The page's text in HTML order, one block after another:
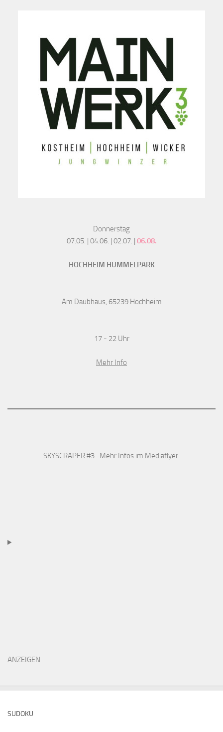
Donnerstag
07.05. | 04.06. | 02.07. | 06.08.
HOCHHEIM HUMMELPARK
Am Daubhaus, 65239 Hochheim
17 - 22 Uhr
Mehr Info
SKYSCRAPER #3 -Mehr Infos im Mediaflyer.
ANZEIGEN
SUDOKU